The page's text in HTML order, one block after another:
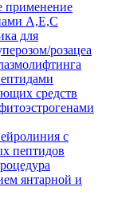
применение
A,Е,С
для
розацеа
средств
с
пептидов
янтарной и